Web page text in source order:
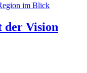
im Blick
der Vision